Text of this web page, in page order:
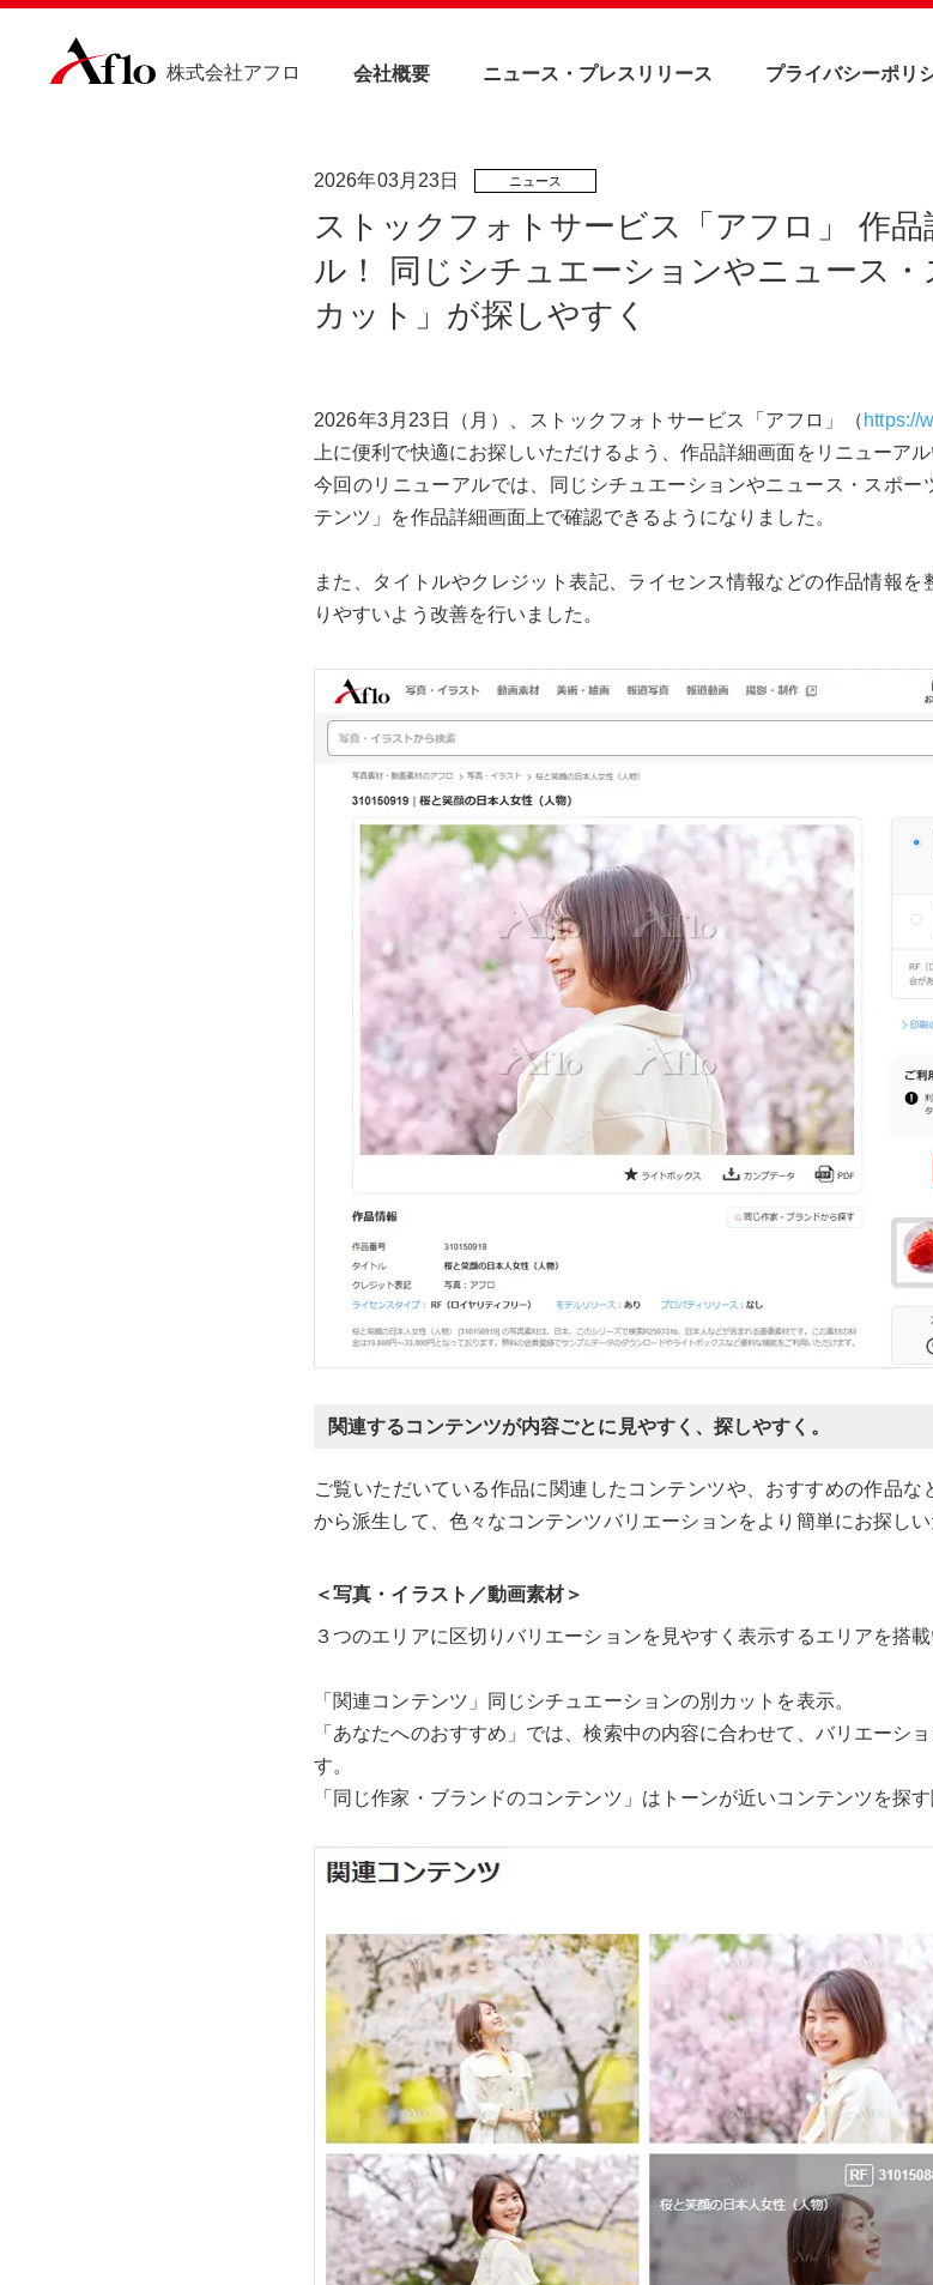
株式会社アフロ 会社概要 ニュース・プレスリリース プライバシーポリ
2026年03月23日
ストックフォトサービス「アフロ」 作
ル！ 同じシチュエーションやニュース・
カット」が探しやすく
2026年3月23日（月）、ストックフォトサービス「アフロ」（ https://
上に便利で快適にお探しいただけるよう、作品詳細画面をリニューアル
今回のリニューアルでは、同じシチュエーションやニュース・スポ
テンツ」を作品詳細画面上で確認できるようになりました。
また、タイトルやクレジット表記、ライセンス情報などの作品情報
りやすいよう改善を行いました。
関連するコンテンツが内容ごとに見やすく、探しやすく。
ご覧いただいている作品に関連したコンテンツや、おすすめの作品
から派生して、色々なコンテンツバリエーションをより簡単にお探しい
＜写真・イラスト／動画素材＞
３つのエリアに区切りバリエーションを見やすく表示するエリアを搭載
「関連コンテンツ」同じシチュエーションの別カットを表示。
「あなたへのおすすめ」では、検索中の内容に合わせて、バリエーシ
す。
「同じ作家・ブランドのコンテンツ」はトーンが近いコンテンツを探